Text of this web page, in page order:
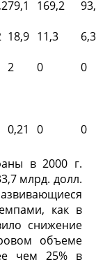
79,1 169,2
18,9 11,3
6,3
2 0 0
0,21 0 0
в 2000 г.
млрд. долл.
как в
снижение
объеме
чем 25% в